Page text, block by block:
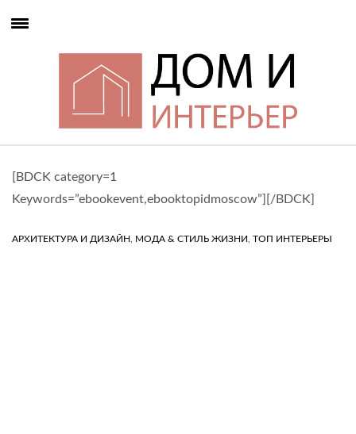
[BDCK category=1
Keywords=”ebookevent,ebooktopidmoscow”][/BDCK]
АРХИТЕКТУРА И ДИЗАЙН, МОДА & СТИЛЬ ЖИЗНИ, ТОП ИНТЕРЬЕРЫ